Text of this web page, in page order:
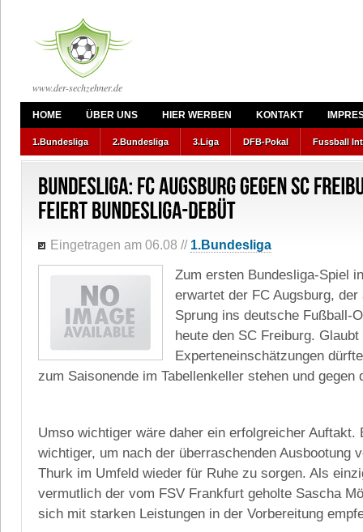
www.der-sechzehner.de
HOME ÜBER UNS HIER WERBEN KONTAKT
1.Bundesliga 2.Bundesliga 3.Liga DFB-Pokal Fussball
Eingetragen am 06.08 // 1.Bundesliga
Zum ersten Bundesliga-Spiel
erwartet der FC Augsburg, der
Sprung ins deutsche Fußball-
heute den SC Freiburg. Glaubt
Experteneinschätzungen
zum Saisonende im Tabellenkeller stehen und gegen
Umso wichtiger wäre daher ein erfolgreicher Auftakt.
wichtiger, um nach der überraschenden Ausbootung
Thurk im Umfeld wieder für Ruhe zu sorgen. Als
vermutlich der vom FSV Frankfurt geholte Sascha
sich mit starken Leistungen in der Vorbereitung